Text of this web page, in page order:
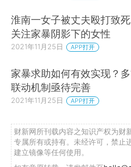
淮南一女子被丈夫殴打致死
关注家暴阴影下的女性
2021年11月25日 APP打开
家暴求助如何有效实现？
联动机制亟待完善
2021年11月25日 APP打开
财新网所刊载内容之知识产权为财
专属所有或持有。未经许可，禁止
建立镜像等任何使用。